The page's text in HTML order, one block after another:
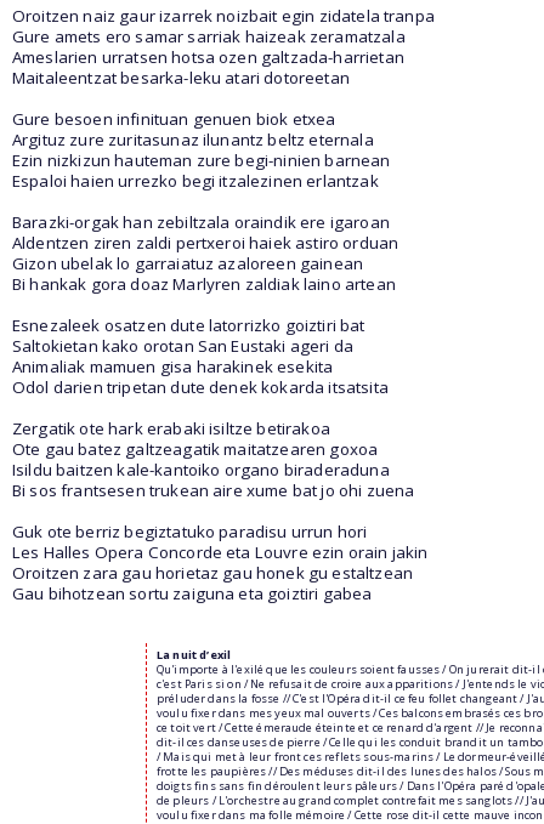
Oroitzen naiz gaur izarrek noizbait egin zidatela tranpa
Gure amets ero samar sarriak haizeak zeramatzala
Ameslarien urratsen hotsa ozen galtzada-harrietan
Maitaleentzat besarka-leku atari dotoreetan
Gure besoen infinituan genuen biok etxea
Argituz zure zuritasunaz ilunantz beltz eternala
Ezin nizkizun hauteman zure begi-ninien barnean
Espaloi haien urrezko begi itzalezinen erlantzak
Barazki-orgak han zebiltzala oraindik ere igaroan
Aldentzen ziren zaldi pertxeroi haiek astiro orduan
Gizon ubelak lo garraiatuz azaloreen gainean
Bi hankak gora doaz Marlyren zaldiak laino artean
Esnezaleek osatzen dute latorrizko goiztiri bat
Saltokietan kako orotan San Eustaki ageri da
Animaliak mamuen gisa harakinek esekita
Odol darien tripetan dute denek kokarda itsatsita
Zergatik ote hark erabaki isiltze betirakoa
Ote gau batez galtzeagatik maitatzearen goxoa
Isildu baitzen kale-kantoiko organo biraderaduna
Bi sos frantsesen trukean aire xume bat jo ohi zuena
Guk ote berriz begiztatuko paradisu urrun hori
Les Halles Opera Concorde eta Louvre ezin orain jakin
Oroitzen zara gau horietaz gau honek gu estaltzean
Gau bihotzean sortu zaiguna eta goiztiri gabea
La nuit d’exil
Qu'importe à l'exilé que les couleurs soient fausses / On jurerait dit-il
c'est Paris si on / Ne refusait de croire aux apparitions / J'entends le
préluder dans la fosse // C'est l'Opéra dit-il ce feu follet changeant /
voulu fixer dans mes yeux mal ouverts / Ces balcons embrasés ces
ce toit vert / Cette émeraude éteinte et ce renard d'argent // Je
dit-il ces danseuses de pierre / Celle qui les conduit brandit un
/ Mais qui met à leur front ces reflets sous-marins / Le dormeur-
frotte les paupières // Des méduses dit-il des lunes des halos / Sous
doigts fins sans fin déroulent leurs pâleurs / Dans l'Opéra paré
de pleurs / L'orchestre au grand complet contrefait mes sanglots //
voulu fixer dans ma folle mémoire / Cette rose dit-il cette mauve